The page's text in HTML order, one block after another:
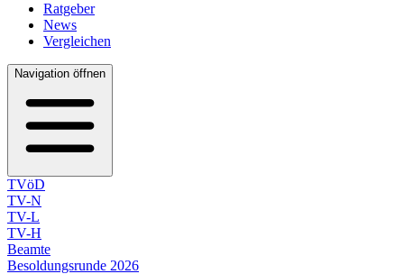
Ratgeber
News
Vergleichen
Navigation öffnen
TVöD
TV-N
TV-L
TV-H
Beamte
Besoldungsrunde 2026